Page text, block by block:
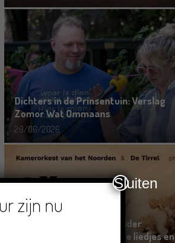
Dichters in de Prinsentuin: Verslag
Zomor Wat Ommaans
29/06/2026
Crowdfunding voor bijzonder
kinderboek met Groningse liedjes en
zijn nu
Sluiten